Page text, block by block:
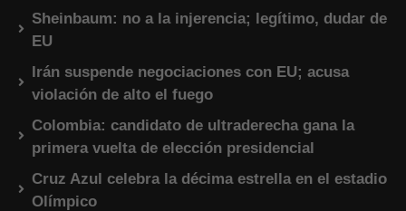
Sheinbaum: no a la injerencia; legítimo, dudar de
EU
Irán suspende negociaciones con EU; acusa
violación de alto el fuego
Colombia: candidato de ultraderecha gana la
primera vuelta de elección presidencial
Cruz Azul celebra la décima estrella en el estadio
Olímpico